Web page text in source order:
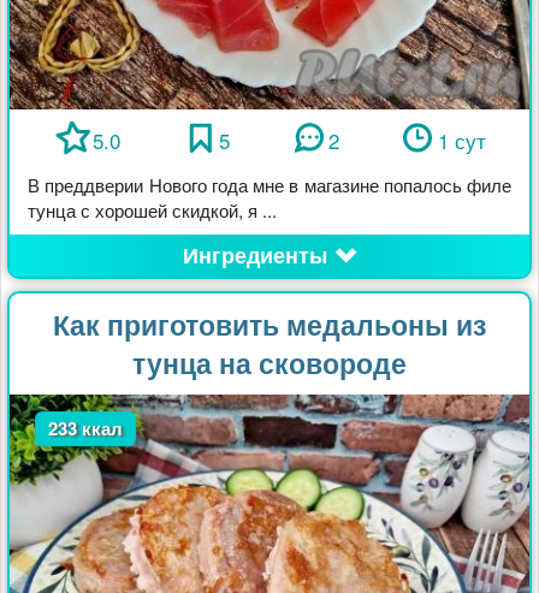
5.0 5 2 1 сут
В преддверии Нового года мне в магазине попалось филе
тунца с хорошей скидкой, я ...
Ингредиенты
Как приготовить медальоны из
тунца на сковороде
233 ккал